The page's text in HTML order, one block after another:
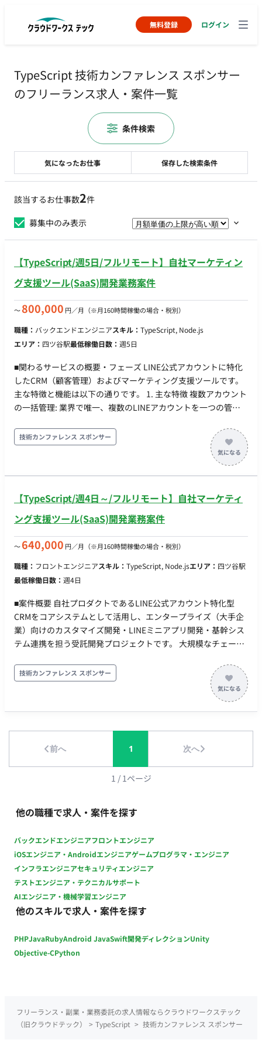
無料登録 ログイン
TypeScript 技術カンファレンス スポンサー
のフリーランス求人・案件一覧
該当するお仕事数2件
募集中のみ表示
【TypeScript/週5日/フルリモート】自社マーケティン
グ支援ツール(SaaS)開発業務案件
〜800,000 円／月 （※月160時間稼働の場合・税別）
職種： バックエンドエンジニアスキル： TypeScript, Node.js
エリア： 四ツ谷駅最低稼働日数： 週5日
■関わるサービスの概要・フェーズ LINE公式アカウントに特化
したCRM（顧客管理）およびマーケティング支援ツールです。
主な特徴と機能は以下の通りです。 1. 主な特徴 複数アカウント
の一括管理: 業界で唯一、複数のLINEアカウントを一つの管理
入: プログラミングの知識がなくても、ポイントカードやクーポ
ン、セグメント配信などの機能を簡単に実装できます。 高度な
分析: LINE公式アカウント標準機能よりも詳細なユーザー行動
の分析や、来店・購買履歴に基づいたデータ可視化が可能で
QRコードを読み取るだけで発行でき、実店舗でのリピート施策
に活用できます。 予約・リマインド管理: LINEで予約を受け付
す。 セグメント配信・シナリオ配信: 顧客の属性（アンケート
セージを送信できます。 3. 用途・導入メリット 商業施設・店
舗: 複数店舗のデータを一元化し、各店舗に適したクーポン配信
ンストールや面倒な会員 ■担当工程（業務範囲） 機能開発・運
用・テスト ■開発環境 ・フロント：Vue.js 2.7.x / Nuxt.js /
Vuetify / TypeScript ・バックエンド：Node.js 20.x / Express.js
/ AWS Lambda / Serverless Framework / GraphQL（AWS
AppSync） ・インフラ：AWS（Lambda, API Gateway,
CloudFront, S3, SQS, Step Functions, Cognito, CloudWatch）
/ AWS CDK v2 / Serverless Framework データベース：
DynamoDB / Elasticsearch ・その他： テスト環境：dev /
動デプロイ、本番は承認制） ・エラー監視：Sentry コミュ
ニケーションツール：Slack / JIRA / Confluence Git使用：有
21名 ・経営層：1名 ・営業：5名 ・CS/サポート：5名 ・開発：
他：5名 ■案件の魅力 ・AWSサーバーレスアーキテクチャ（25
LINE Messaging API / Stripe決済 / GraphQL（AppSync）等モ
ダンな技術スタックを使用 ・マルチテナント・マルチチャネル
設計など高度な技術課題に取り組める ・少人数開発チームのた
め裁量が大きく、フロントからインフラまで幅広い領域に関わ
れる ・AIエージェント組織による開発サポート体制あり ■働き
方 ・受け入れ想定日：2026年8月 ・稼働時間帯：要相談。基本
10～19時 ・定例の会議体：朝DSと週一定例、スクラムイベン
技術カンファレンス スポンサー
【TypeScript/週4日～/フルリモート】自社マーケティ
ング支援ツール(SaaS)開発業務案件
〜640,000 円／月 （※月160時間稼働の場合・税別）
職種： フロントエンジニアスキル： TypeScript, Node.jsエリア： 四ツ谷駅
最低稼働日数： 週4日
■案件概要 自社プロダクトであるLINE公式アカウント特化型
CRMをコアシステムとして活用し、エンタープライズ（大手企
業）向けのカスタマイズ開発・LINEミニアプリ開発・基幹シス
テム連携を担う受託開発プロジェクトです。 大規模なチェーン
ントエンドとした高度なシステムインテグレーションを提供し
ます。 ■プロダクト概要 ・主な特徴とエンタープライズ連携要
件への対応 複数アカウントの統合とガバナンス対応 多数の
ブランドや店舗が持つLINEアカウント群を統合管理。大手企業
標準のノーコード機能に加え、クライアントのブランド体験
に合わせた独自のLINEミニアプリをスクラッチで開発・提供し
（CDP、CRM、POS、ECなど）のデータベースとAPI連携し、
LINE上の行動履歴と実店舗の購買履歴を統合したビッグデータ
開発のユースケース】 デジタル会員証（LINEミニアプリ開
発）: 既存の会員データベースとリアルタイム連携するデジタル
会員証をLINEミニアプリとして開発。ネイティブアプリの追加
インストールや面倒な会員登録フローを排除し、シームレスな
オムニチャネル体験を実現します。 既存システム連動型の予
約・リマインド: クライアント独自の予約システムとLINE
リマインドにより、利便性向上とキャンセル率の低減を図りま
す。 データドリブンなパーソナライズ配信: 外部システムから
ズ向けカスタマイズ開発・外部システム連携・運用・テスト ク
ライアント要件に基づくLINEミニアプリ（フロントエンド）の
技術カンファレンス スポンサー
前へ 1 次へ
1 / 1ページ
他の職種で求人・案件を探す
バックエンドエンジニアフロントエンジニア
iOSエンジニア・Androidエンジニアゲームプログラマ・エンジニア
インフラエンジニアセキュリティエンジニア
テストエンジニア・テクニカルサポート
AIエンジニア・機械学習エンジニア
他のスキルで求人・案件を探す
PHPJavaRubyAndroid JavaSwift開発ディレクションUnity
Objective-CPython
気になったお仕事 保存した検索条件
条件検索
フリーランス・副業・業務委託の求人情報ならクラウドワークステック
（旧クラウドテック）
> TypeScript > 技術カンファレンス スポンサー